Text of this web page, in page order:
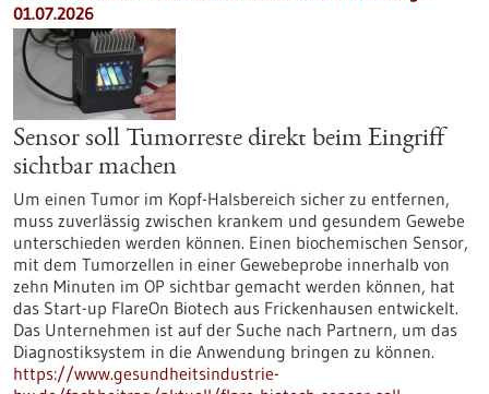
01.07.2026
Sensor soll Tumorreste direkt beim Eingriff
sichtbar machen
Um einen Tumor im Kopf-Halsbereich sicher zu entfernen,
muss zuverlässig zwischen krankem und gesundem Gewebe
unterschieden werden können. Einen biochemischen Sensor,
mit dem Tumorzellen in einer Gewebeprobe innerhalb von
zehn Minuten im OP sichtbar gemacht werden können, hat
das Start-up FlareOn Biotech aus Frickenhausen entwickelt.
Das Unternehmen ist auf der Suche nach Partnern, um das
Diagnostiksystem in die Anwendung bringen zu können.
https://www.gesundheitsindustrie-